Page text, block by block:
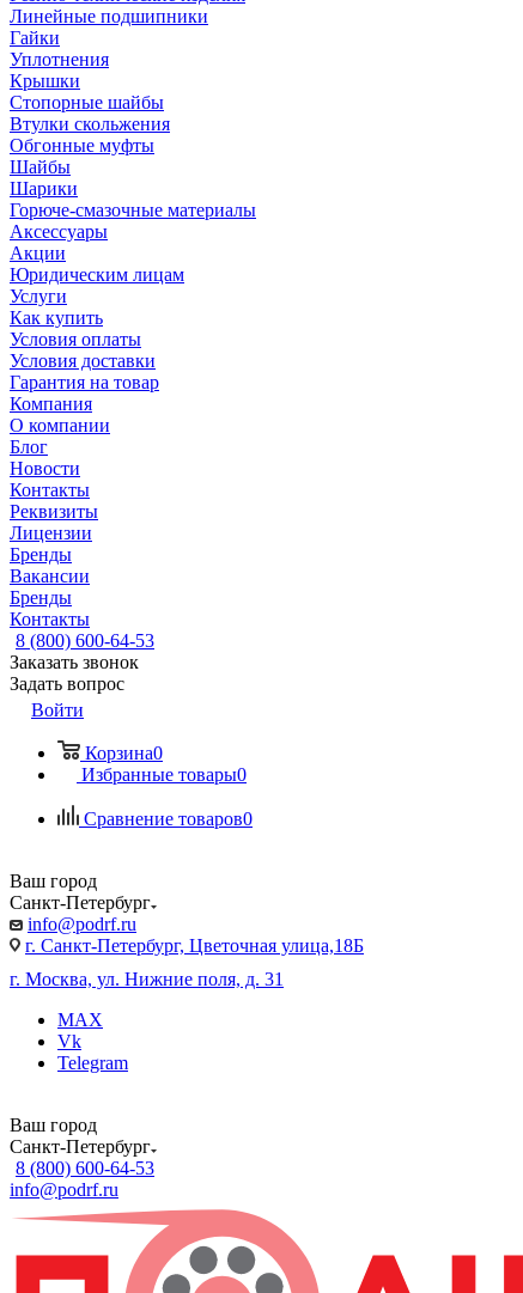
Линейные подшипники
Гайки
Уплотнения
Крышки
Стопорные шайбы
Втулки скольжения
Обгонные муфты
Шайбы
Шарики
Горюче-смазочные материалы
Аксессуары
Акции
Юридическим лицам
Услуги
Как купить
Условия оплаты
Условия доставки
Гарантия на товар
Компания
О компании
Блог
Новости
Контакты
Реквизиты
Лицензии
Бренды
Вакансии
Бренды
Контакты
8 (800) 600-64-53
Заказать звонок
Задать вопрос
Войти
Корзина0
Избранные товары0
Сравнение товаров0
Ваш город
Санкт-Петербург
info@podrf.ru
г. Санкт-Петербург, Цветочная улица,18Б
г. Москва, ул. Нижние поля, д. 31
MAX
Vk
Telegram
Ваш город
Санкт-Петербург
8 (800) 600-64-53
info@podrf.ru